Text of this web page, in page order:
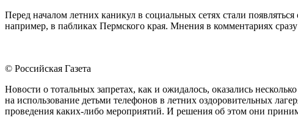
Перед началом летних каникул в социальных сетях стали
например, в пабликах Пермского края. Мнения в комментариях
© Российская Газета
Новости о тотальных запретах, как и ожидалось, оказались
на использование детьми телефонов в летних оздоровительных
проведения каких-либо мероприятий. И решения об этом они